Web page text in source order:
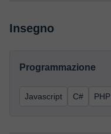
Insegno
Programmazione
Javascript C# PHP